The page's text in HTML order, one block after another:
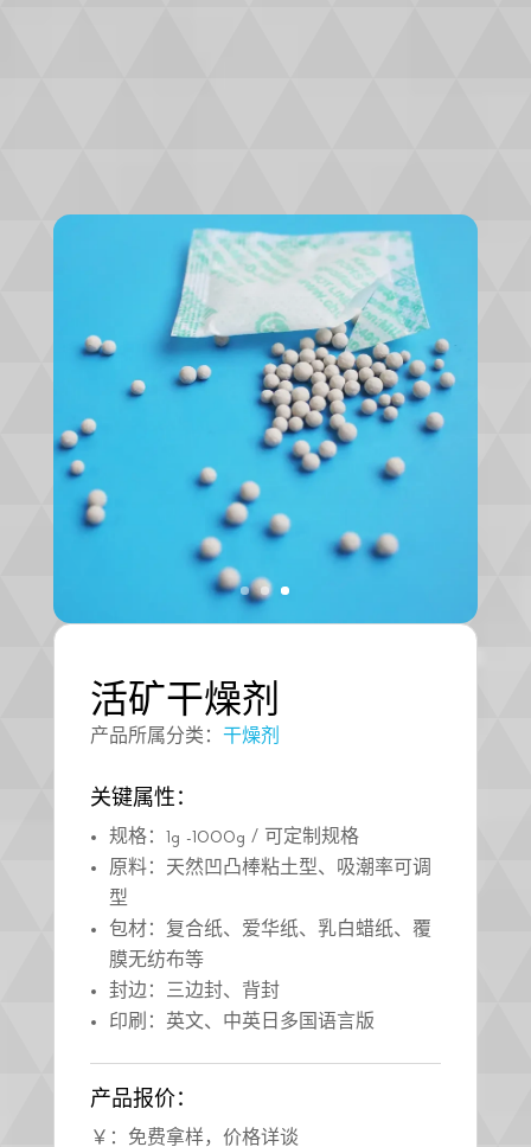
活矿干燥剂
产品所属分类： 干燥剂
关键属性：
规格：1g -1000g / 可定制规格
原料： 天然凹凸棒粘土型、吸潮率可调
型
包材： 复合纸、爱华纸、乳白蜡纸、覆
膜无纺布等
封边：三边封、背封
印刷：英文、中英日多国语言版
产品报价：
￥：免费拿样，价格详谈